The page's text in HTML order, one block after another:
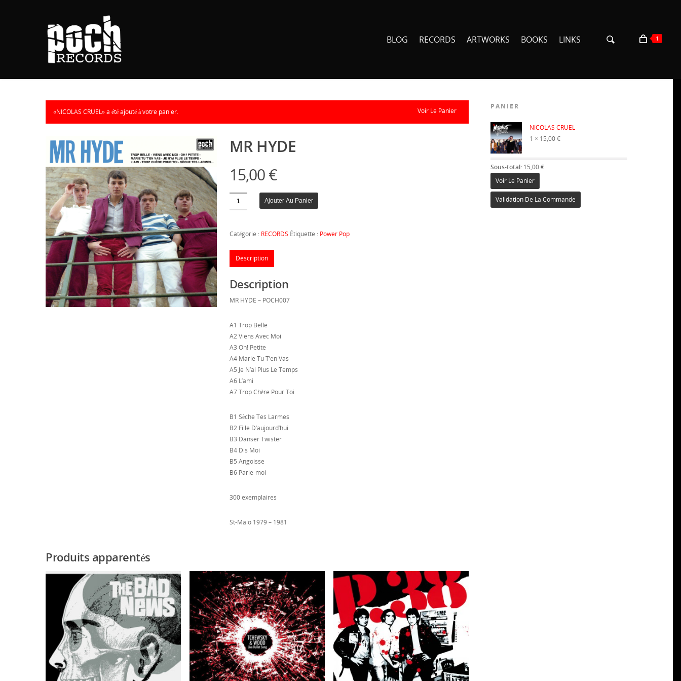
BLOG RECORDS ARTWORKS BOOKS LINKS 1
Voir Le Panier
«NICOLAS CRUEL» a été ajouté à votre panier.
MR HYDE
15,00€
Quantité Ajouter Au Panier
Catégorie : RECORDS Étiquette : Power Pop
Description
Description
MR HYDE – POCH007
A1 Trop Belle
A2 Viens Avec Moi
A3 Oh! Petite
A4 Marie Tu T’en Vas
A5 Je N’ai Plus Le Temps
A6 L’ami
A7 Trop Chère Pour Toi
B1 Sèche Tes Larmes
B2 Fille D’aujourd’hui
B3 Danser Twister
B4 Dis Moi
B5 Angoisse
B6 Parle-moi
300 exemplaires
St-Malo 1979 – 1981
Produits apparentés
PANIER
×
NICOLAS CRUEL
1 × 15,00€
Sous-total: 15,00€
Voir Le Panier
Validation De La Commande